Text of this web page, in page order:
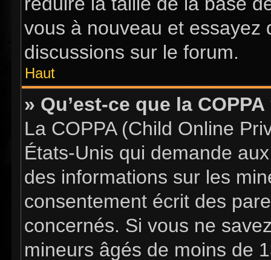
vous à nouveau et essayez
discussions sur le forum.
Haut
» Qu’est-ce que la COPPA
La COPPA (Child Online
États-Unis qui demande
des informations sur les
consentement écrit des
concernés. Si vous ne
mineurs âgés de moins de